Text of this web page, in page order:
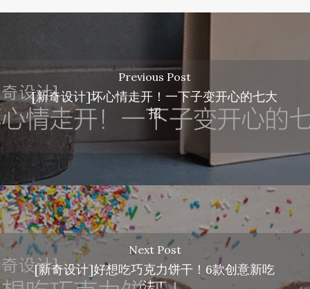
Previous Post
[新奇设计]坏心情走开！一下子变开心的七大
招
Next Post
[新奇设计]好想吃巧克力饼干！6款创意新吃